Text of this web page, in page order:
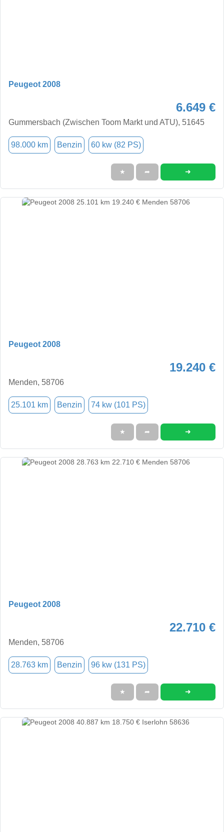
Peugeot 2008
6.649 €
Gummersbach (Zwischen Toom Markt und ATU), 51645
98.000 km Benzin 60 kw (82 PS)
★ ➦ ➜
Peugeot 2008
19.240 €
Menden, 58706
25.101 km Benzin 74 kw (101 PS)
★ ➦ ➜
Peugeot 2008
22.710 €
Menden, 58706
28.763 km Benzin 96 kw (131 PS)
★ ➦ ➜